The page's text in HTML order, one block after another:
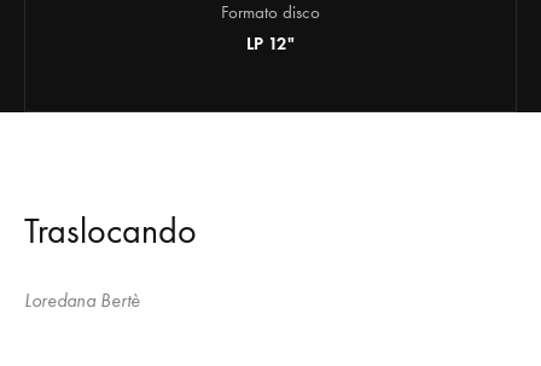
Formato disco
LP 12"
Traslocando
Loredana Bertè